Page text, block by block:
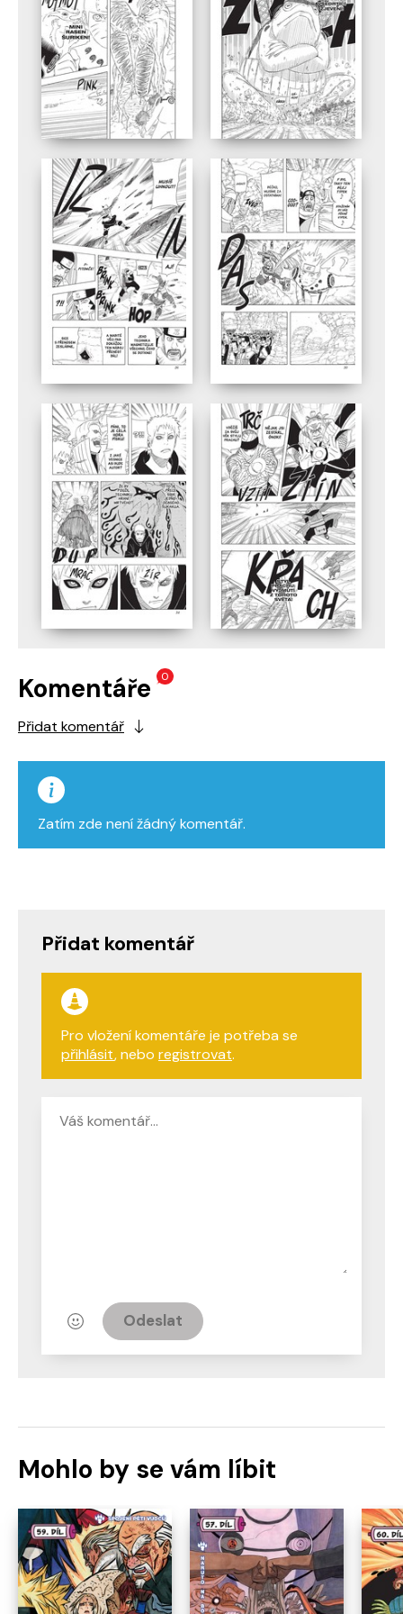
Komentáře 0
Přidat komentář
Zatím zde není žádný komentář.
Přidat komentář
Pro vložení komentáře je potřeba se
přihlásit, nebo registrovat.
Odeslat
Mohlo by se vám líbit